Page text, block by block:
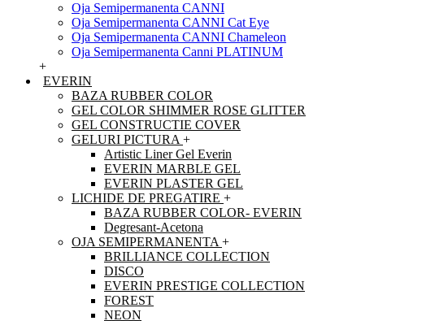
Oja Semipermanenta CANNI
Oja Semipermanenta CANNI Cat Eye
Oja Semipermanenta CANNI Chameleon
Oja Semipermanenta Canni PLATINUM
+
EVERIN
BAZA RUBBER COLOR
GEL COLOR SHIMMER ROSE GLITTER
GEL CONSTRUCTIE COVER
GELURI PICTURA +
Artistic Liner Gel Everin
EVERIN MARBLE GEL
EVERIN PLASTER GEL
LICHIDE DE PREGATIRE +
BAZA RUBBER COLOR- EVERIN
Degresant-Acetona
OJA SEMIPERMANENTA +
BRILLIANCE COLLECTION
DISCO
EVERIN PRESTIGE COLLECTION
FOREST
NEON